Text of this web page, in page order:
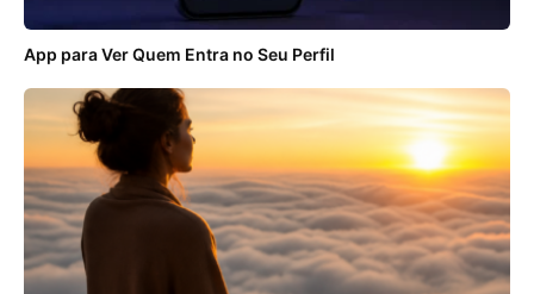
App para Ver Quem Entra no Seu Perfil